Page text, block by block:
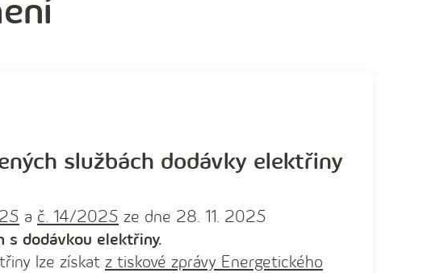
službách dodávky elektřiny
a č. 14/2025 ze dne 28. 11. 2025
s dodávkou elektřiny.
lze získat z tiskové zprávy Energetického